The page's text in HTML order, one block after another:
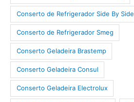
Conserto de Refrigerador Side By Side
Conserto de Refrigerador Smeg
Conserto Geladeira Brastemp
Conserto Geladeira Consul
Conserto Geladeira Electrolux